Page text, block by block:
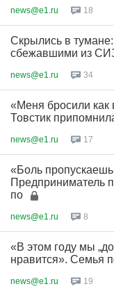
news@e1.ru 18
Скрылись в
сбежавшими из
news@e1.ru 34
«Меня бросили как
Товстик
news@e1.ru 17
«Боль
Предприниматель
по
news@e1.ru 8
«В этом году мы
нравится». Семья
news@e1.ru 19